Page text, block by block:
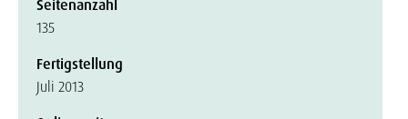
Seitenanzahl
135
Fertigstellung
Juli 2013